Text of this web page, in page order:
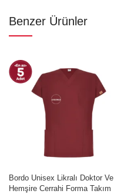
Benzer Ürünler
İndirim
Bordo Unisex Likralı Doktor Ve
Hemşire Cerrahi Forma Takım